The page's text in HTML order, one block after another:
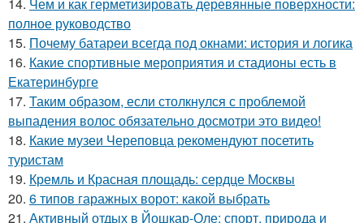
полное руководство
15. Почему батареи всегда под окнами: история и логика
16. Какие спортивные мероприятия и стадионы есть в
Екатеринбурге
17. Таким образом, если столкнулся с проблемой
выпадения волос обязательно досмотри это видео!
18. Какие музеи Череповца рекомендуют посетить
туристам
19. Кремль и Красная площадь: сердце Москвы
20. 6 типов гаражных ворот: какой выбрать
21. Активный отдых в Йошкар-Оле: спорт, природа и